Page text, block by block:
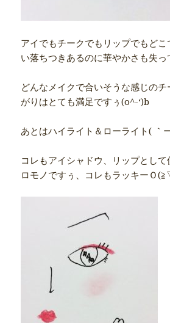
アイでもチークでもリップでもど
い落ちつきあるのに華やかさも失っ
どんなメイクで合いそうな感じの
がりはとても満足ですぅ(o^-‘)b
あとはハイライト＆ローライト( ｀
コレもアイシャドウ、リップとし
ロモノですぅ、コレもラッキーＯ